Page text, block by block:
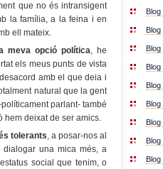
que no és intransigent
la família, a la feina i en
ell mateix.
meva opció política, he
els meus punts de vista
amb el que deia i
natural que la gent
parlant- també
hem deixat de ser amics.
tolerants, a posar-nos al
dialogar una mica més, a
social que tenim, o
Blog
Blog